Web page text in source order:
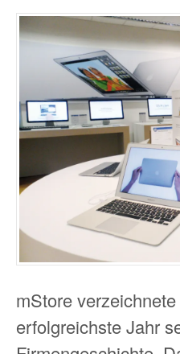
mStore
erfolgreichste Jahr